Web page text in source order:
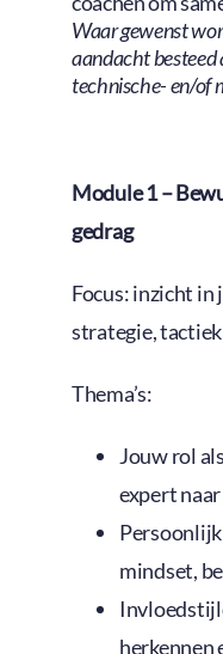
Waar gewenst
aandacht besteed
technische- en/of
Module 1 –
gedrag
Focus: inzicht in
strategie,
Thema’s:
Jouw rol
expert
mindset,
herkennen